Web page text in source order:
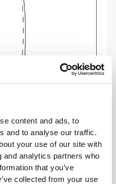
content and ads, to
and to analyse our traffic.
your use of our site with
and analytics partners who
that you’ve
collected from your use
κίνηση που κάνεις.
αναδεικνύει τη